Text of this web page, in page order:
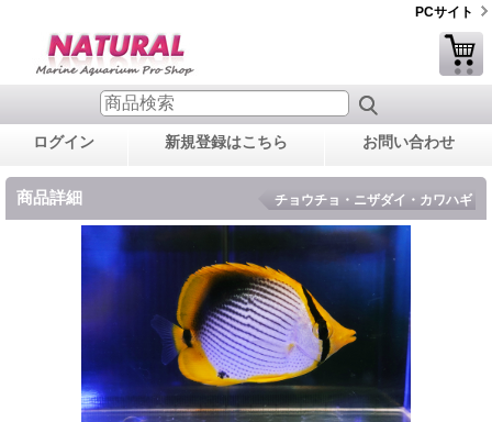
PCサイト
ログイン 新規登録はこちら お問い合わせ
商品詳細 チョウチョ・ニザダイ・カワハギ